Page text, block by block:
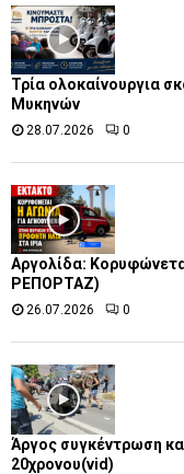
Τρία ολοκαίνουργια
Μυκηνών
28.07.2026 0
Αργολίδα:
ΡΕΠΟΡΤΑΖ)
26.07.2026 0
Άργος συγκέντρωση
20χρονου(vid)